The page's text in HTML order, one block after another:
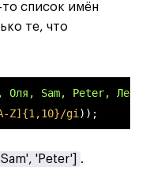
то список имён
те, что
Sam, Peter, Лев'
Z]{1,10}/gi ));
'Peter'] .